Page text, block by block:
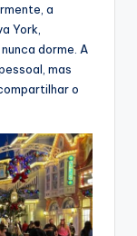
a
York,
dorme. A
mas
o